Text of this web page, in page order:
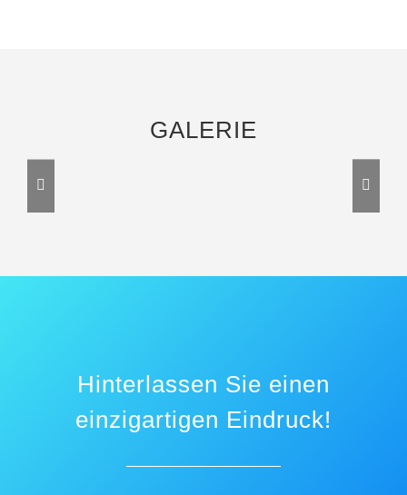
GALERIE
Hinterlassen Sie einen
einzigartigen Eindruck!